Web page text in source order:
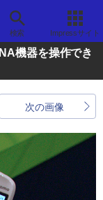
検索 Impressサイト
機器を操作でき
次の画像